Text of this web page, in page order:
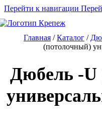
Перейти к навигации
Главная /Каталог /
(потолочный)
Дюбель -U